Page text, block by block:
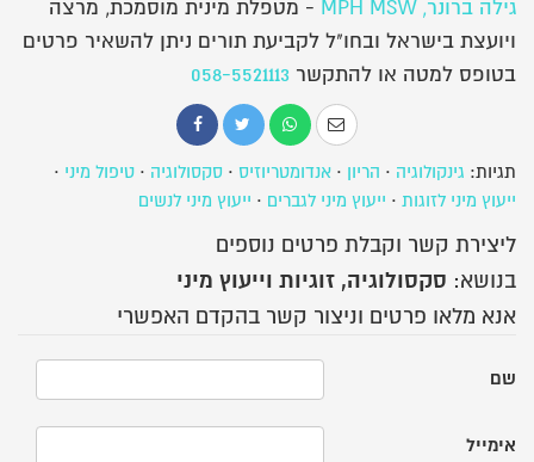
גילה ברונר, MPH MSW
- מטפלת מינית מוסמכת, מרצה
ויועצת בישראל ובחו"ל לקביעת תורים ניתן להשאיר פרטים
בטופס למטה או להתקשר 058-5521113
תגיות: גינקולוגיה · הריון · אנדומטריוזיס · סקסולוגיה · טיפול מיני ·
ייעוץ מיני לזוגות · ייעוץ מיני לגברים · ייעוץ מיני לנשים
ליצירת קשר וקבלת פרטים נוספים
בנושא: סקסולוגיה, זוגיות וייעוץ מיני
אנא מלאו פרטים וניצור קשר בהקדם האפשרי
שם
אימייל